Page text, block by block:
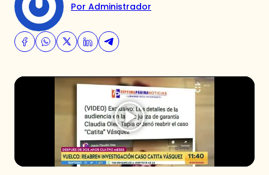
Por Administrador
Programas
Club De La Comedia
Contigo en Directo
Plan Perfecto